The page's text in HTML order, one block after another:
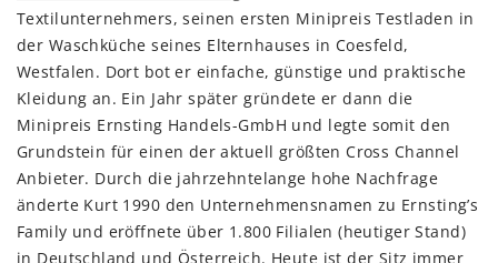
Textilunternehmers, seinen ersten Minipreis Testladen in
der Waschküche seines Elternhauses in Coesfeld,
Westfalen. Dort bot er einfache, günstige und praktische
Kleidung an. Ein Jahr später gründete er dann die
Minipreis Ernsting Handels-GmbH und legte somit den
Grundstein für einen der aktuell größten Cross Channel
Anbieter. Durch die jahrzehntelange hohe Nachfrage
änderte Kurt 1990 den Unternehmensnamen zu Ernsting’s
Family und eröffnete über 1.800 Filialen (heutiger Stand)
in Deutschland und Österreich. Heute ist der Sitz immer